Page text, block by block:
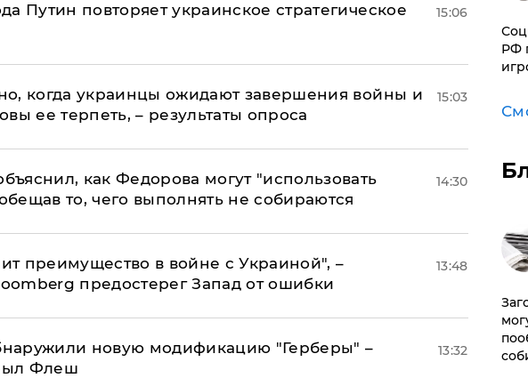
Путин повторяет украинское стратегическое
15:06
когда украинцы ожидают завершения войны и
ее терпеть, – результаты опроса
15:03
как Федорова могут "использовать
то, чего выполнять не собираются
14:30
преимущество в войне с Украиной", –
предостерег Запад от ошибки
13:48
новую модификацию "Герберы" –
Флеш
13:32
РФ